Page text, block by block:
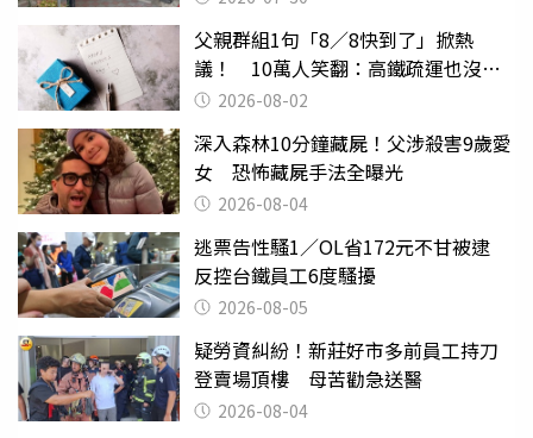
父親群組1句「8／8快到了」掀熱
議！ 10萬人笑翻：高鐵疏運也沒列
父親節
2026-08-02
深入森林10分鐘藏屍！父涉殺害9歲愛
女 恐怖藏屍手法全曝光
2026-08-04
逃票告性騷1／OL省172元不甘被逮
反控台鐵員工6度騷擾
2026-08-05
疑勞資糾紛！新莊好市多前員工持刀
登賣場頂樓 母苦勸急送醫
2026-08-04